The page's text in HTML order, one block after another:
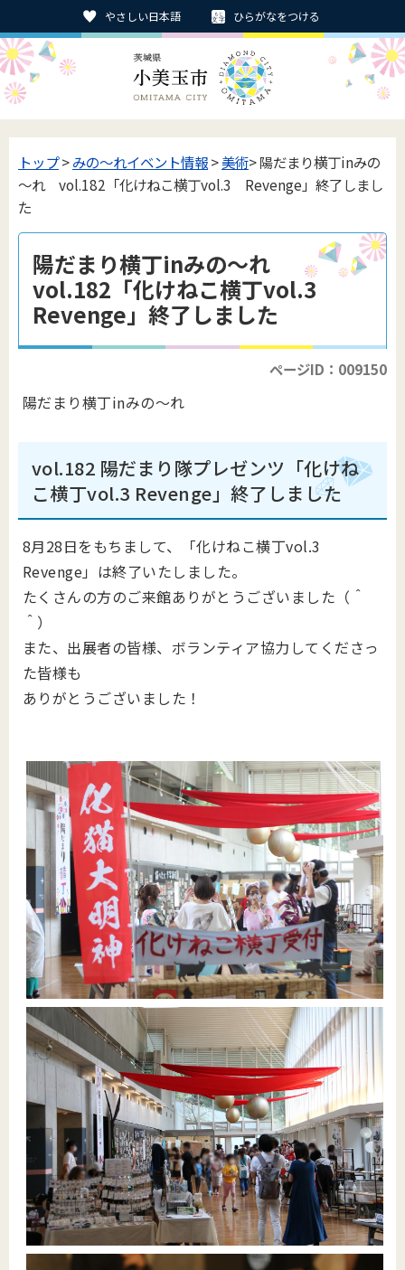
やさしい日本語 ひらがなをつける
トップ>みの〜れイベント情報>美術> 陽だまり横丁inみの
～れ vol.182「化けねこ横丁vol.3 Revenge」終了しまし
た
陽だまり横丁inみの～れ
vol.182「化けねこ横丁vol.3
Revenge」終了しました
ページID：009150
陽だまり横丁inみの～れ
vol.182 陽だまり隊プレゼンツ「化けね
こ横丁vol.3 Revenge」終了しました
8月28日をもちまして、「化けねこ横丁vol.3
Revenge」は終了いたしました。
たくさんの方のご来館ありがとうございました（＾
＾）
また、出展者の皆様、ボランティア協力してくださっ
た皆様も
ありがとうございました！